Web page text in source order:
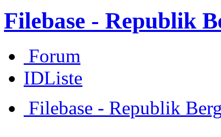
Filebase - Republik
Forum
IDListe
Filebase - Republik